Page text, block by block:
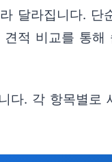
달라집니다.
적 비교를 통
. 각 항목별